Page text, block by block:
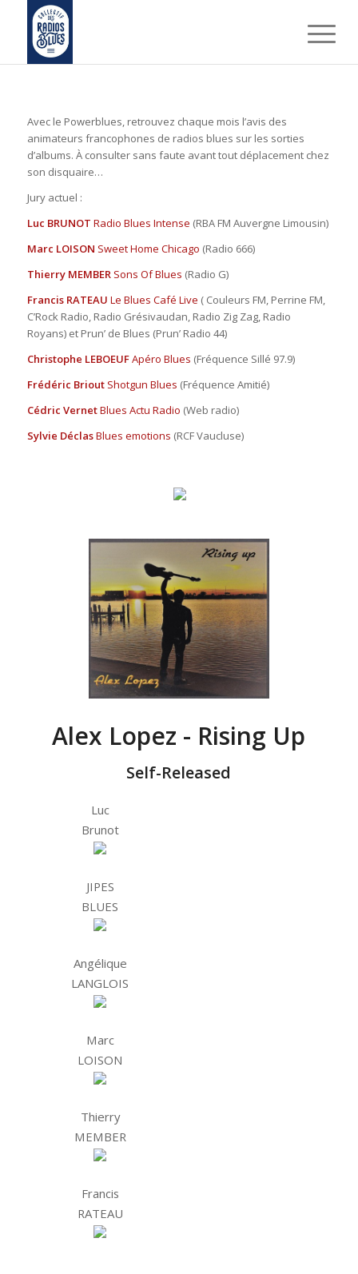
Avec le Powerblues, retrouvez chaque mois l’avis des
animateurs francophones de radios blues sur les sorties
d’albums. À consulter sans faute avant tout déplacement chez
son disquaire…
Jury actuel :
Luc BRUNOT Radio Blues Intense (RBA FM Auvergne Limousin)
Marc LOISON Sweet Home Chicago (Radio 666)
Thierry MEMBER Sons Of Blues (Radio G)
Francis RATEAU Le Blues Café Live ( Couleurs FM, Perrine FM,
C’Rock Radio, Radio Grésivaudan, Radio Zig Zag, Radio
Royans) et Prun’ de Blues (Prun’ Radio 44)
Christophe LEBOEUFApéro Blues (Fréquence Sillé 97.9)
Frédéric Briout Shotgun Blues (Fréquence Amitié)
Cédric VernetBlues Actu Radio (Web radio)
Sylvie DéclasBlues emotions (RCF Vaucluse)
Alex Lopez - Rising Up
Self-Released
Luc
Brunot
JIPES
BLUES
Angélique
LANGLOIS
Marc
LOISON
Thierry
MEMBER
Francis
RATEAU